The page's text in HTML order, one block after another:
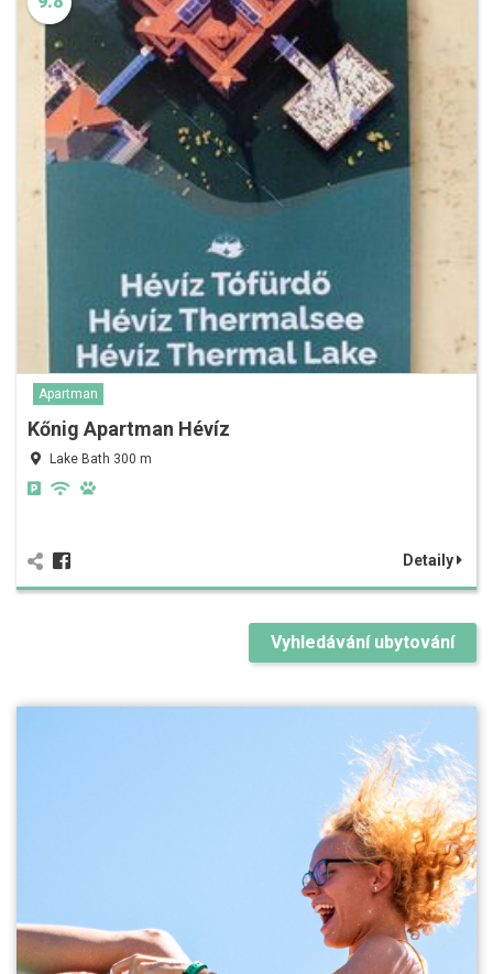
Apartman
Kőnig Apartman Hévíz
Lake Bath 300 m
Detaily
Vyhledávání ubytování